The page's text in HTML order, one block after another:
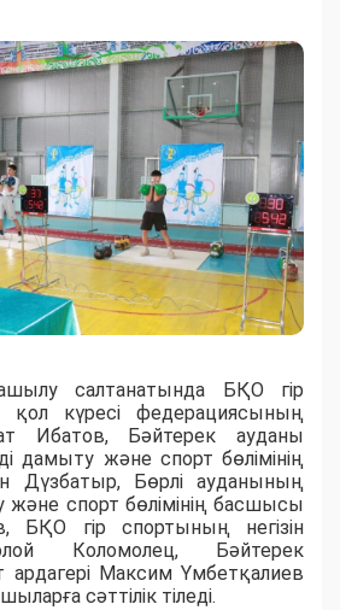
салтанатында БҚО гір
қол күресі федерациясының
Ибатов, Бәйтерек ауданы
дамыту және спорт бөлімінің
Дүзбатыр, Бөрлі ауданының
спорт бөлімінің басшысы
БҚО гір спортының негізін
Коломолец, Бәйтерек
Максим Үмбетқалиев
сәттілік тіледі.